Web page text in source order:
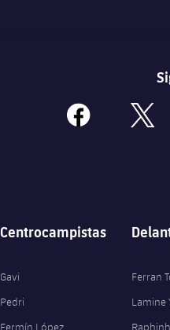
facebook x
Centrocampistas
Gavi
Pedri
Fermín López
Ferran
Lamine